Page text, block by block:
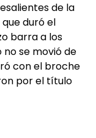
de la
duró el
barra a los
se movió de
con el broche
por el título